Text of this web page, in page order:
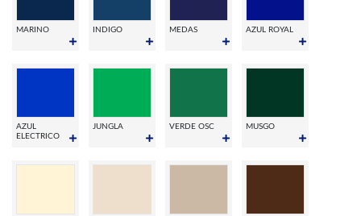
MARINO INDIGO MEDAS AZUL ROYAL
AZUL
ELECTRICO
JUNGLA VERDE OSC MUSGO